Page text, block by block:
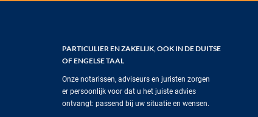
PARTICULIER EN ZAKELIJK, OOK IN DE DUITSE
OF ENGELSE TAAL
Onze notarissen, adviseurs en juristen zorgen
er persoonlijk voor dat u het juiste advies
ontvangt: passend bij uw situatie en wensen.